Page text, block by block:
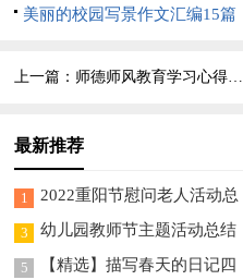
美丽的校园写景作文汇编15篇
上一篇： 师德师风教育学习心得体会
最新推荐
1
2022重阳节慰问老人活动总
结（精选5篇）
3 幼儿园教师节主题活动总结
5
【精选】描写春天的日记四